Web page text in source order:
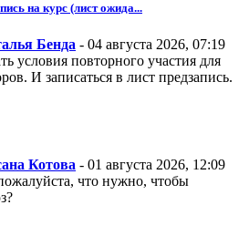
на курс (лист ожида...
Бенда - 04 августа 2026, 07:19
условия повторного участия для
И записаться в лист предзапись.
Котова - 01 августа 2026, 12:09
что нужно, чтобы